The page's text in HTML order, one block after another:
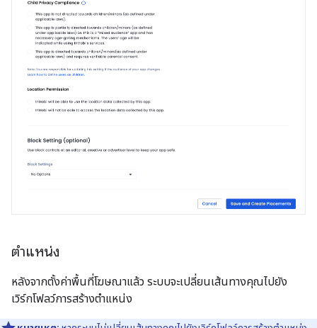
ตำแหน่ง
หลังจากตั้งค่าพื้นที่โฆษณาแล้ว ระบบจะเปลี่ยนเส้นทางคุณไปยัง
เวิร์กโฟลว์การสร้างตําแหน่ง